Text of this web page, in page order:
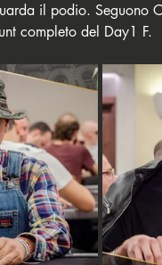
il podio. Seguono
completo del Day1 F.